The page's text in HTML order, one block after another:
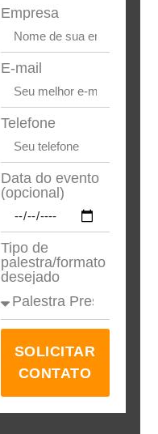
Empresa
E-mail
Telefone
Data do evento
(opcional)
Tipo de
palestra/formato
desejado
SOLICITAR
CONTATO